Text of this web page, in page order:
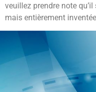
veuillez prendre note
mais entièrement